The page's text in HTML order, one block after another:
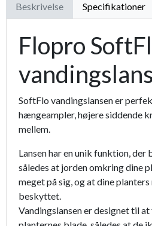
Beskrivelse Specifikationer
Flopro
SoftFlo vandingslansen er
hængeampler, højere siddende
mellem.
Lansen har en unik funktion,
således at jorden omkring dine
meget på sig, og at dine
beskyttet.
Vandingslansen er designet til